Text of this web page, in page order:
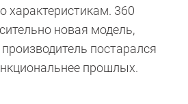
характеристикам. 360
новая модель,
постарался
прошлых.